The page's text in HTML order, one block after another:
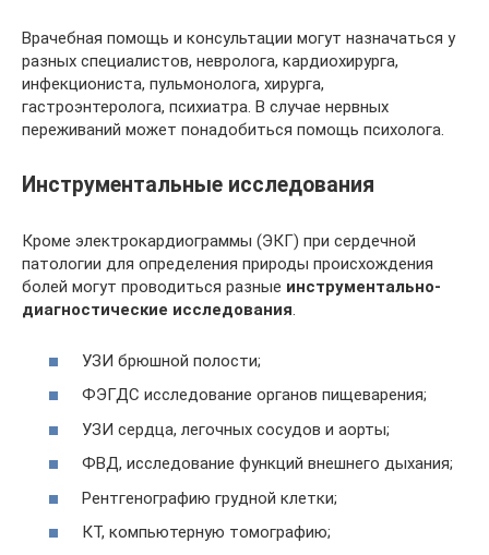
Врачебная помощь и консультации могут назначаться у
разных специалистов, невролога, кардиохирурга,
инфекциониста, пульмонолога, хирурга,
гастроэнтеролога, психиатра. В случае нервных
переживаний может понадобиться помощь психолога.
Инструментальные исследования
Кроме электрокардиограммы (ЭКГ) при сердечной
патологии для определения природы происхождения
болей могут проводиться разные инструментально-
диагностические исследования.
УЗИ брюшной полости;
ФЭГДС исследование органов пищеварения;
УЗИ сердца, легочных сосудов и аорты;
ФВД, исследование функций внешнего дыхания;
Рентгенографию грудной клетки;
КТ, компьютерную томографию;